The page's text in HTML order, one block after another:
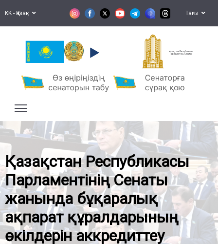
KK - Қазақ Тағы
Қазақстан Республикасы
Парламентінің Сенаты
Қазақстан Республикасы
Парламентінің Сенаты
жанында бұқаралық
ақпарат құралдарының
өкілдерін аккредиттеу